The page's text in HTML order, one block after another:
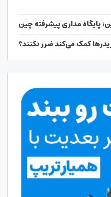
پایگاه مداری پیشرفته چین
کمک می‌کند ضرر نکنند؟